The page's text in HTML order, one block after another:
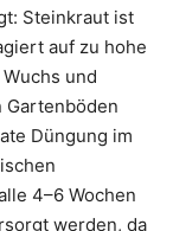
Steinkraut ist
auf zu hohe
und
Düngung im
4–6 Wochen
werden, da